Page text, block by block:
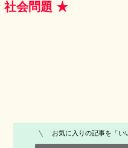
会問題 ★
お気に入りの記事を「い